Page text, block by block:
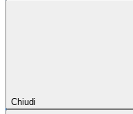
Chiudi